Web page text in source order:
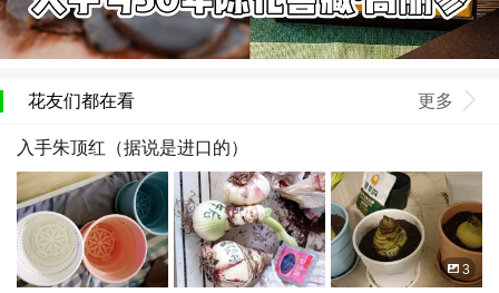
花友们都在看 更多
入手朱顶红（据说是进口的）
3